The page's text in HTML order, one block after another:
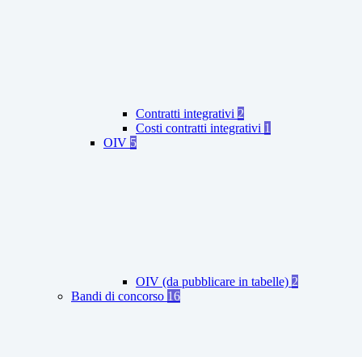
Contratti integrativi 2
Costi contratti integrativi 1
OIV 5
OIV (da pubblicare in tabelle) 2
Bandi di concorso 16